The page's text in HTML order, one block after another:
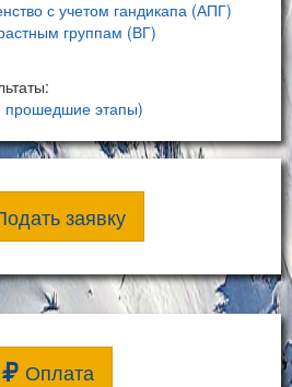
с учетом гандикапа (АПГ)
группам (ВГ)
прошедшие этапы)
заявку
Оплата